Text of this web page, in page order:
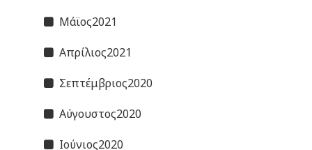
Μάϊος2021
Απρίλιος2021
Σεπτέμβριος2020
Αύγουστος2020
Ιούνιος2020